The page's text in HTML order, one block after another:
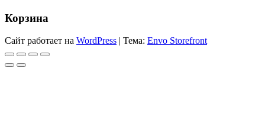
Корзина
Сайт работает на WordPress | Тема: Envo Storefront